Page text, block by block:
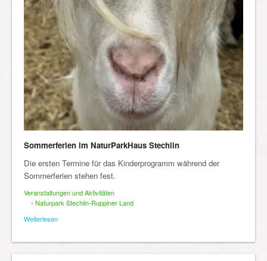
Sommerferien im NaturParkHaus Stechlin
Die ersten Termine für das Kinderprogramm während der
Sommerferien stehen fest.
Veranstaltungen und Aktivitäten
• Naturpark Stechlin-Ruppiner Land
Weiterlesen